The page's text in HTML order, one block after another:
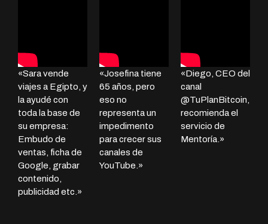
«Sara vende
viajes a Egipto, y
la ayudé con
toda la base de
su empresa:
Embudo de
ventas, ficha de
Google, grabar
contenido,
publicidad etc.»
«Josefina tiene
65 años, pero
eso no
representa un
impedimento
para crecer sus
canales de
YouTube.»
«Diego, CEO del
canal
@TuPlanBitcoin,
recomienda el
servicio de
Mentoría.»